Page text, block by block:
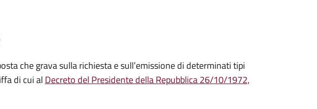
che grava sulla richiesta e sull’emissione di determinati tipi
di cui al Decreto del Presidente della Repubblica 26/10/1972,